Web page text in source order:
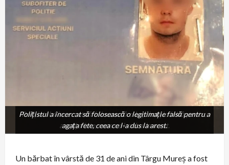
Polițistul a încercat să folosească o legitimație falsă pentru
a agața fete, ceea ce l-a dus la arest.
Polițistul a încercat să folosească o legitimație falsă pentru a
agața fete, ceea ce l-a dus la arest.
Un bărbat în vârstă de 31 de ani din Târgu Mureș a fost